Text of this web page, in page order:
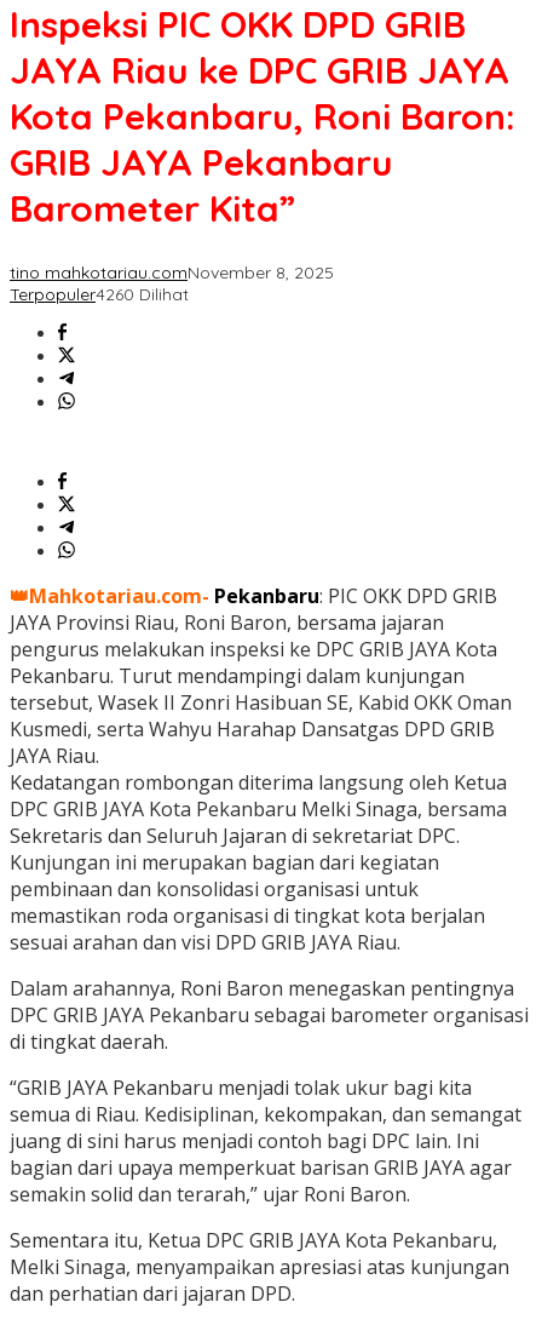
Inspeksi PIC OKK DPD GRIB
JAYA Riau ke DPC GRIB JAYA
Kota Pekanbaru, Roni Baron:
GRIB JAYA Pekanbaru
Barometer Kita”
tino mahkotariau.comNovember 8, 2025
Terpopuler4260 Dilihat
👑Mahkotariau.com- Pekanbaru: PIC OKK DPD GRIB
JAYA Provinsi Riau, Roni Baron, bersama jajaran
pengurus melakukan inspeksi ke DPC GRIB JAYA Kota
Pekanbaru. Turut mendampingi dalam kunjungan
tersebut, Wasek II Zonri Hasibuan SE, Kabid OKK Oman
Kusmedi, serta Wahyu Harahap Dansatgas DPD GRIB
JAYA Riau.
Kedatangan rombongan diterima langsung oleh Ketua
DPC GRIB JAYA Kota Pekanbaru Melki Sinaga, bersama
Sekretaris dan Seluruh Jajaran di sekretariat DPC.
Kunjungan ini merupakan bagian dari kegiatan
pembinaan dan konsolidasi organisasi untuk
memastikan roda organisasi di tingkat kota berjalan
sesuai arahan dan visi DPD GRIB JAYA Riau.
Dalam arahannya, Roni Baron menegaskan pentingnya
DPC GRIB JAYA Pekanbaru sebagai barometer organisasi
di tingkat daerah.
“GRIB JAYA Pekanbaru menjadi tolak ukur bagi kita
semua di Riau. Kedisiplinan, kekompakan, dan semangat
juang di sini harus menjadi contoh bagi DPC lain. Ini
bagian dari upaya memperkuat barisan GRIB JAYA agar
semakin solid dan terarah,” ujar Roni Baron.
Sementara itu, Ketua DPC GRIB JAYA Kota Pekanbaru,
Melki Sinaga, menyampaikan apresiasi atas kunjungan
dan perhatian dari jajaran DPD.